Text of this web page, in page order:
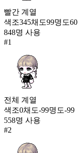
57
아그니스 슈트
1,439
58
청야운율(남)
1,430
카링 비단 치마(여)
1,403
60
1,297
빨간 계열
색조345채도99명도60
848명 사용
#1
전체 계열
색조0채도-99명도-99
558명 사용
#2